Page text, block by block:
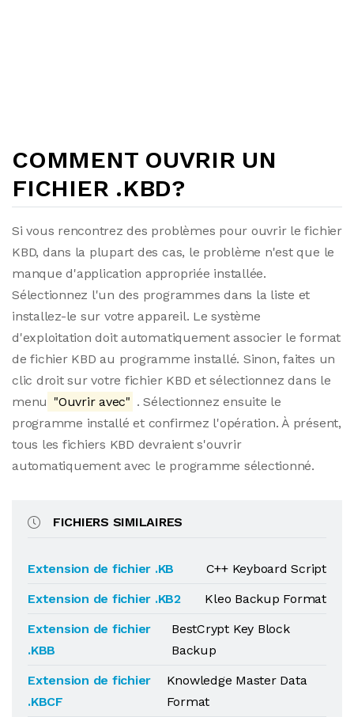
COMMENT OUVRIR UN
FICHIER .KBD?
Si vous rencontrez des problèmes pour ouvrir le fichier
KBD, dans la plupart des cas, le problème n'est que le
manque d'application appropriée installée.
Sélectionnez l'un des programmes dans la liste et
installez-le sur votre appareil. Le système
d'exploitation doit automatiquement associer le format
de fichier KBD au programme installé. Sinon, faites un
clic droit sur votre fichier KBD et sélectionnez dans le
menu "Ouvrir avec" . Sélectionnez ensuite le
programme installé et confirmez l'opération. À présent,
tous les fichiers KBD devraient s'ouvrir
automatiquement avec le programme sélectionné.
FICHIERS SIMILAIRES
Extension de fichier .KB
C++ Keyboard Script
Extension de fichier .KB2
Kleo Backup Format
Extension de fichier
.KBB
BestCrypt Key Block
Backup
Extension de fichier
.KBCF
Knowledge Master Data
Format